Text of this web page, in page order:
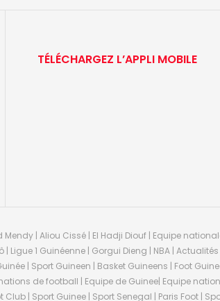
TÉLÉCHARGEZ L’APPLI MOBILE
| Aliou Cissé | El Hadji Diouf | Equipe
1 Guinéenne | Gorgui Dieng | NBA | Actualités
| Sport Guineen | Basket Guineens | Foot
de football | Equipe de Guinee| Equipe
| Sport Guinee | Sport Senegal | Paris Foot |